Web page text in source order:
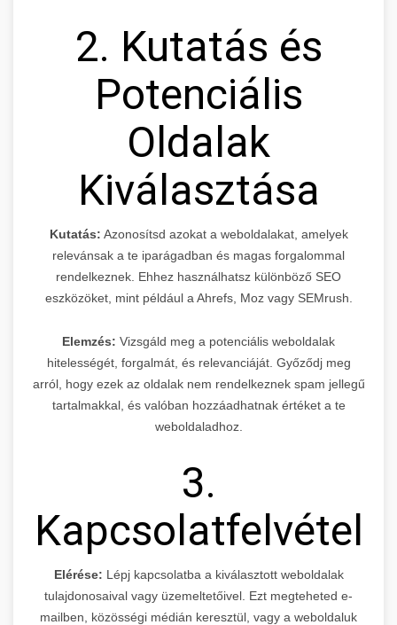
2. Kutatás és
Potenciális
Oldalak
Kiválasztása
Kutatás: Azonosítsd azokat a weboldalakat, amelyek
relevánsak a te iparágadban és magas forgalommal
rendelkeznek. Ehhez használhatsz különböző SEO
eszközöket, mint például a Ahrefs, Moz vagy SEMrush.
Elemzés: Vizsgáld meg a potenciális weboldalak
hitelességét, forgalmát, és relevanciáját. Győződj meg
arról, hogy ezek az oldalak nem rendelkeznek spam jellegű
tartalmakkal, és valóban hozzáadhatnak értéket a te
weboldaladhoz.
3.
Kapcsolatfelvétel
Elérése: Lépj kapcsolatba a kiválasztott weboldalak
tulajdonosaival vagy üzemeltetőivel. Ezt megteheted e-
mailben, közösségi médián keresztül, vagy a weboldaluk